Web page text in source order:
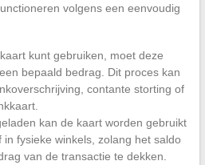
volgens een eenvoudig
kunt gebruiken, moet deze
bepaald bedrag. Dit proces kan
contante storting of
kan de kaart worden gebruikt
fysieke winkels, zolang het saldo
van de transactie te dekken.